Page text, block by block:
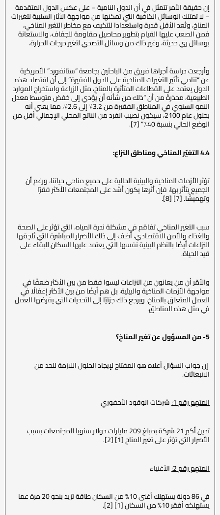
إن حقيقة الأمر تتمثل في أن الدول النامية – على عكس الدول المتقدمة
– لا تمتلك الوسائل الكافية التي تمكنها من مواجهة الآثار السلبية لتغيرات
المناخ، وتُعد الأقل قدرة واستعدادا للتكيف مع مخاطر التغير المناخي،
فمن الصعب عليها القيام بتطوير محاصيل مقاومة للجفاف، والاستعانة
بوسائل ري حديثة، وغير ذلك من وسائل التصدي لتغير درجات الحرارة.
وأرجعت دراسة أجراها فريق من الباحثين بجامعة “ستانفورد” الأمريكية
عن “تنامي تأثير التغيرات المناخية على الدول الفقيرة” إلى أن اقتصاد هذه
الدول يعتمد على القطاعات المتأثرة بالمناخ، مثل الزراعة واستخراج الموارد
الطبيعية، محذرةً من أن “ذلك من شأنه أن يؤدي إلى خفض متوسط معدل
النمو السنوي في المناطق الفقيرة من 3.2٪ إلى 2.6٪، مما يعني أنه
بحلول عام 2100، سيكون نصيب الفرد من الناتج المحلي الإجمالي أقل من
الوضع الحالي بنسبة 40٪” [7].
4.4 التغيّر المناخي ومناطق النزاع:
تؤثر الأزمات المناخية والبيئية الحالية على جميع مناحي حياتنا، ورغم أن
الجميع يتأثر بها، فإن أثرها يكون أشد على المجتمعات الأكثر فقرًا
وتهميشًا. [7] [8].
سبب التغير المناخي تفاقم في مشكلة ندرة المياه، التي تؤثر على الصحة
والغذاء والأمن الاقتصادي، أضف إلى ذلك الأضرار المباشرة التي تُلحِقها
النزاعات أيضًا بالنظم البيئية نفسها التي يعتمد عليها السكان للبقاء على
قيد الحياة.
والأمّر أن من يعانون من النزاعات ليسوا فقط من بين الأكثر ضعفًا في
مواجهة الأزمات المناخية والبيئية، بل هم أيضًا من بين الأكثر إغفالًا في
العمل المتعلق بالمناخ، ويرجع ذلك جزئيًا إلى التحديات التي يفرضها العمل
في مثل هذه المناطق.
5- من المسؤول عن تغير المناخ؟
إن جواب السؤال أعلاه هو المفتاح لإيجاد الحلول اللازمة للحد من
الانبعاثات.
المتهم رقم 1: شركات الوقود الأحفوري
تدين أكبر 21 شركة بمبلغ 209 مليارات دولار سنويا للمجتمعات بسبب
الأضرار التي تؤثر على تغير المناخ [1] [2].
المتهم رقم 2: الأغنياء
في 86 دولة يستهلك أغنى 10% من السكان طاقة تزيد بنحو 20 مرة عما
يستهلكه أفقر 10% من السكان [1] [2].